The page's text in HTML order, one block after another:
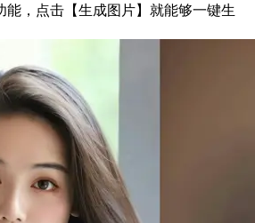
，点击【生成图片】就能够一键生